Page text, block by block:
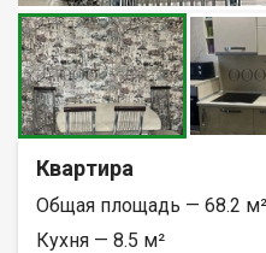
Квартира
Общая площадь — 68.2 м²
Кухня — 8.5 м²